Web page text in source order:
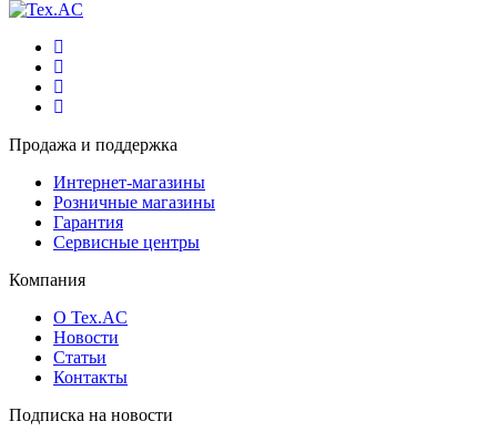
Продажа и поддержка
Интернет-магазины
Розничные магазины
Гарантия
Сервисные центры
Компания
О Tex.AC
Новости
Статьи
Контакты
Подписка на новости